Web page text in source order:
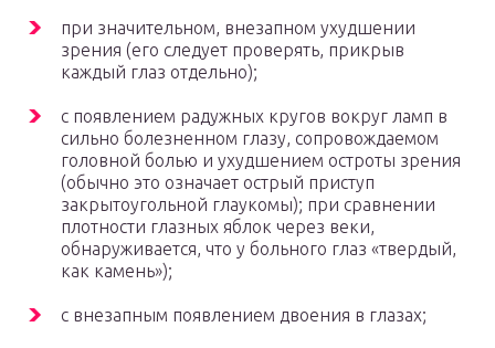
при значительном, внезапном ухудшении
зрения (его следует проверять, прикрыв
каждый глаз отдельно);
с появлением радужных кругов вокруг ламп в
сильно болезненном глазу, сопровождаемом
головной болью и ухудшением остроты зрения
(обычно это означает острый приступ
закрытоугольной глаукомы); при сравнении
плотности глазных яблок через веки,
обнаруживается, что у больного глаз «твердый,
как камень»);
с внезапным появлением двоения в глазах;